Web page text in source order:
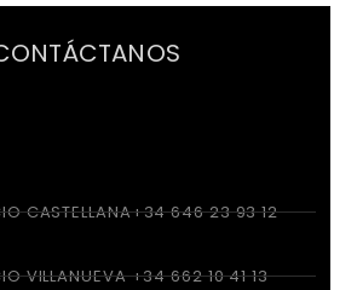
CASTELLANA+34 646 23 93 12
VILLANUEVA +34 662 10 41 13